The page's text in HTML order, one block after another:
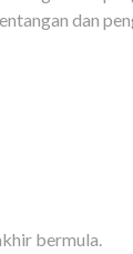
dan
bermula.